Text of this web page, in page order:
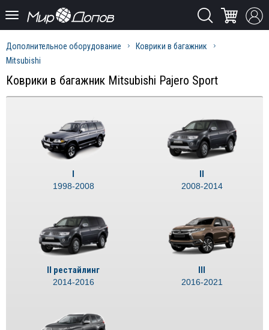
Дополнительное оборудование
Коврики в багажник
Mitsubishi
Коврики в багажник Mitsubishi Pajero Sport
I
1998-2008
II
2008-2014
II рестайлинг
2014-2016
III
2016-2021